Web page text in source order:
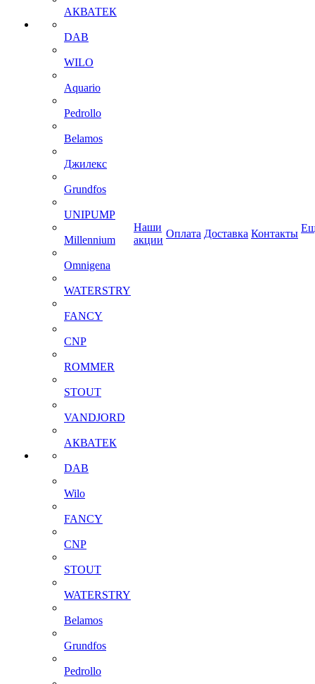
АКВАТЕК
DAB
WILO
Aquario
Pedrollo
Belamos
Джилекс
Grundfos
UNIPUMP
Millennium
Omnigena
WATERSTRY
FANCY
CNP
ROMMER
STOUT
VANDJORD
АКВАТЕК
DAB
Wilo
FANCY
CNP
STOUT
WATERSTRY
Belamos
Grundfos
Pedrollo
Наши
акции
Оплата Доставка Контакты